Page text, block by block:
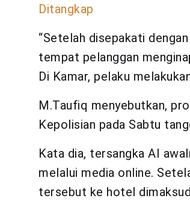
Ditangkap
“Setelah disepakati
tempat pelanggan
Di Kamar, pelaku
M.Taufiq menyebutkan,
Kepolisian pada Sabtu
Kata dia, tersangka AI
melalui media online.
tersebut ke hotel